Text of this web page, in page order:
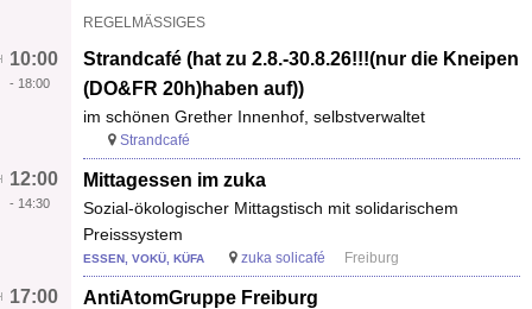
REGELMÄSSIGES
Strandcafé (hat zu 2.8.-30.8.26!!!(nur die Kneipen
(DO&FR 20h)haben auf))
im schönen Grether Innenhof, selbstverwaltet
10:00
- 18:00
Strandcafé
Mittagessen im zuka
Sozial-ökologischer Mittagstisch mit solidarischem
Preisssystem
12:00
- 14:30
ESSEN, VOKÜ, KÜFA zuka solicafé Freiburg
AntiAtomGruppe Freiburg
17:00